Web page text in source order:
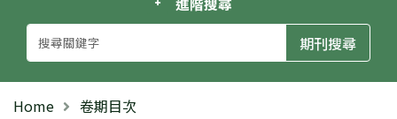
Home 卷期目次